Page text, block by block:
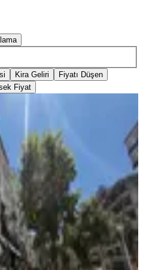
Kira Geliri
Fiyatı Düşen
Fiyat
Kanal
Ara Kat Daire
Mahallesi
5. Kat 05.08.2026